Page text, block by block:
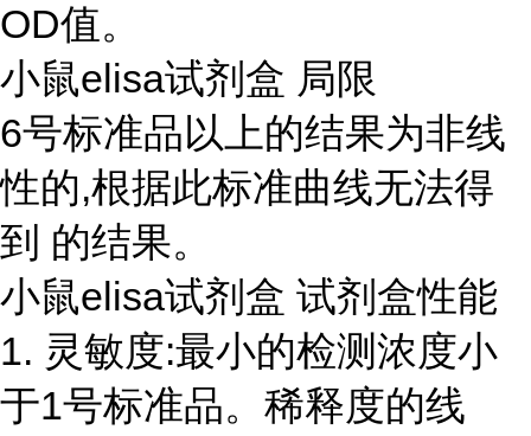
OD值。
小鼠elisa试剂盒 局限
6号标准品以上的结果为非线
性的,根据此标准曲线无法得
到 的结果。
小鼠elisa试剂盒 试剂盒性能
1. 灵敏度:最小的检测浓度小
于1号标准品。稀释度的线